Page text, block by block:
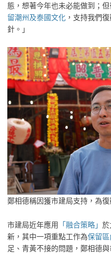
態，想著今年也未必能做到；
留潮州及泰國文化 ，支持我們
針。」
鄭相德稱因獲市建局支持，為
市建局近年應用 「融合策略」
新，其中一項重點工作為保留
足、青黃不接的問題，鄭相德